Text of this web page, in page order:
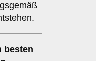
besten